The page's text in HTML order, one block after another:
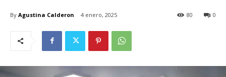
By Agustina Calderon 4 enero, 2025 0
80